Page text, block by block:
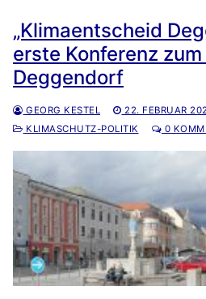
„Klimaentscheid
erste Konferenz
Deggendorf
GEORG KESTEL
22. FEBRUAR
KLIMASCHUTZ-POLITIK
0